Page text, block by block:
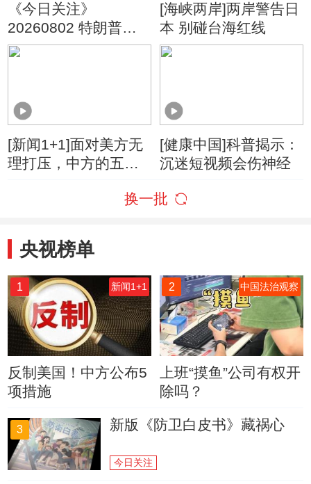
《今日关注》
20260802 特朗普叫
停“最大规模”打击 伊
[海峡两岸]两岸警告日
本 别碰台海红线
[新闻1+1]面对美方无
理打压，中方的五项
[健康中国]科普揭示：
沉迷短视频会伤神经
换一批
央视榜单
1 新闻1+1
反制美国！中方公布5
项措施
2 中国法治观察
上班“摸鱼”公司有权开
除吗？
3 新版《防卫白皮书》藏祸心
今日关注